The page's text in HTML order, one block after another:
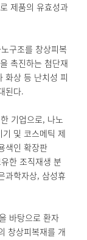
제품의 유효성과
구조를 창상피복
촉진하는 첨단재
화상 등 난치성 피
된다.
기업으로, 나노
및 코스메틱 제
색인 확장판
한 조직재생 분
과학자상, 삼성휴
바탕으로 환자
창상피복재를 개